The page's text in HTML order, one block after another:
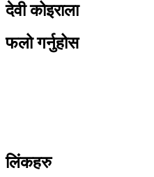
देवी कोइराला
फलो गर्नुहोस
लिंकहरु